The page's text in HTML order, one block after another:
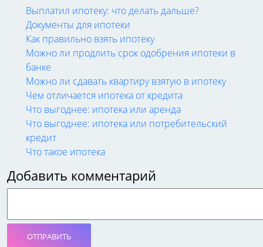
Выплатил ипотеку: что делать дальше?
Документы для ипотеки
Как правильно взять ипотеку
Можно ли продлить срок одобрения ипотеки в
банке
Можно ли сдавать квартиру взятую в ипотеку
Чем отличается ипотека от кредита
Что выгоднее: ипотека или аренда
Что выгоднее: ипотека или потребительский
кредит
Что такое ипотека
Добавить комментарий
ОТПРАВИТЬ